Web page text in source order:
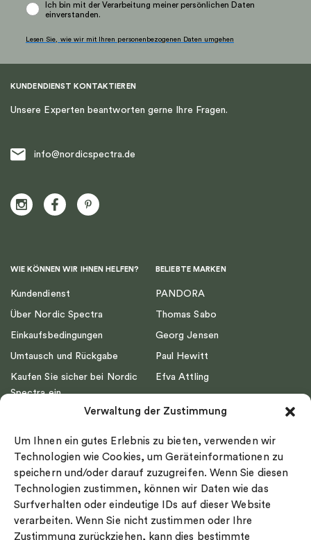
Verwaltung der Zustimmung
Um Ihnen ein gutes Erlebnis zu bieten, verwenden wir
Technologien wie Cookies, um Geräteinformationen zu
speichern und/oder darauf zuzugreifen. Wenn Sie diesen
Technologien zustimmen, können wir Daten wie das
Surfverhalten oder eindeutige IDs auf dieser Website
verarbeiten. Wenn Sie nicht zustimmen oder Ihre
Zustimmung zurückziehen, kann dies bestimmte
Ich bin mit der Verarbeitung meiner persönlichen Daten
einverstanden.
Lesen Sie, wie wir mit Ihren personenbezogenen Daten umgehen
KUNDENDIENST KONTAKTIEREN
Unsere Experten beantworten gerne Ihre Fragen.
info@nordicspectra.de
WIE KÖNNEN WIR IHNEN HELFEN?
Kundendienst
Über Nordic Spectra
Einkaufsbedingungen
Umtausch und Rückgabe
Kaufen Sie sicher bei Nordic
Spectra ein
Impressum
Ringgröße
Widerrufsrecht
Cookie-policy
Sekretesspolicy
BELIEBTE MARKEN
PANDORA
Thomas Sabo
Georg Jensen
Paul Hewitt
Efva Attling
Drakenberg Sjölin
Nordic Spectra